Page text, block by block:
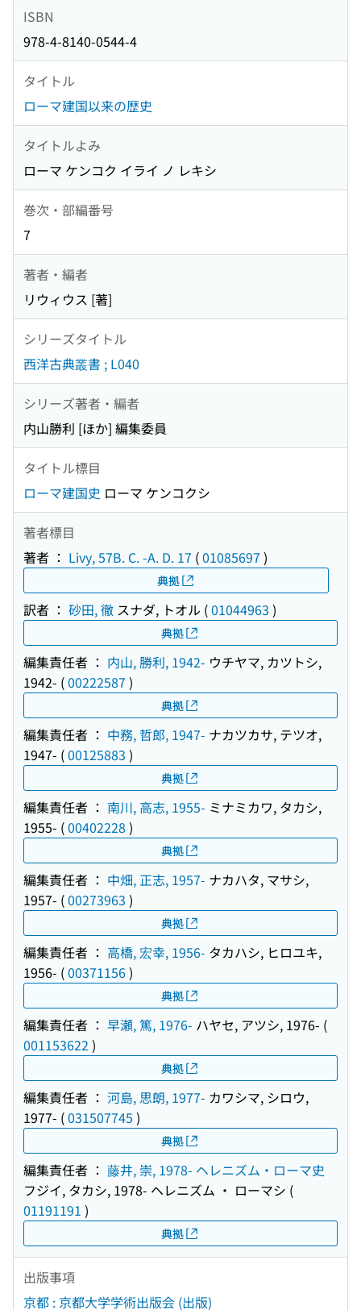
ISBN
978-4-8140-0544-4
タイトル
ローマ建国以来の歴史
タイトルよみ
ローマ ケンコク イライ ノ レキシ
巻次・部編番号
7
著者・編者
リウィウス [著]
シリーズタイトル
西洋古典叢書 ; L040
シリーズ著者・編者
内山勝利 [ほか] 編集委員
タイトル標目
ローマ建国史 ローマ ケンコクシ
著者標目
著者 ： Livy, 57B. C. -A. D. 17 (01085697 )
典拠
訳者 ： 砂田, 徹 スナダ, トオル (01044963 )
典拠
編集責任者 ： 内山, 勝利, 1942- ウチヤマ, カツトシ,
1942- (00222587 )
典拠
編集責任者 ： 中務, 哲郎, 1947- ナカツカサ, テツオ,
1947- (00125883 )
典拠
編集責任者 ： 南川, 高志, 1955- ミナミカワ, タカシ,
1955- (00402228 )
典拠
編集責任者 ： 中畑, 正志, 1957- ナカハタ, マサシ,
1957- (00273963 )
典拠
編集責任者 ： 高橋, 宏幸, 1956- タカハシ, ヒロユキ,
1956- (00371156)
典拠
編集責任者 ： 早瀬, 篤, 1976- ハヤセ, アツシ, 1976- (
001153622 )
典拠
編集責任者 ： 河島, 思朗, 1977- カワシマ, シロウ,
1977- (031507745 )
典拠
編集責任者 ： 藤井, 崇, 1978- ヘレニズム・ローマ史
フジイ, タカシ, 1978- ヘレニズム ・ ローマシ (
01191191 )
典拠
出版事項
京都 : 京都大学学術出版会 (出版)